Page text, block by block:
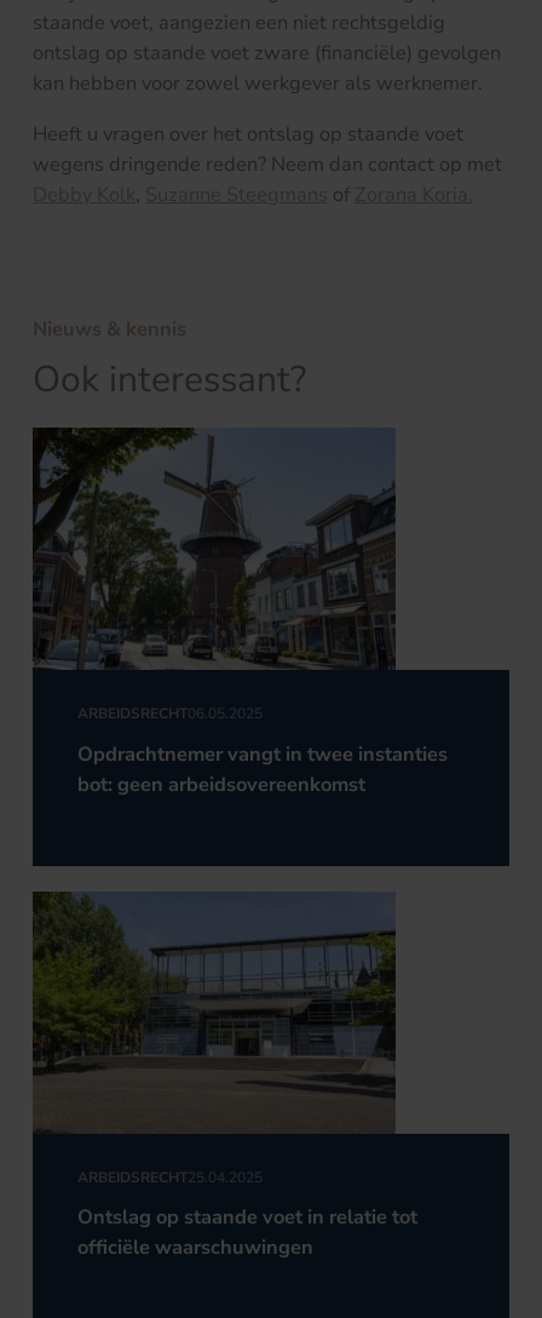
staande voet, aangezien een niet rechtsgeldig
ontslag op staande voet zware (financiële) gevolgen
kan hebben voor zowel werkgever als werknemer.
Heeft u vragen over het ontslag op staande voet
wegens dringende reden? Neem dan contact op met
Debby Kolk, Suzanne Steegmans of Zorana Koria.
Nieuws & kennis
Ook interessant?
ARBEIDSRECHT06.05.2025
Opdrachtnemer vangt in twee instanties
bot: geen arbeidsovereenkomst
ARBEIDSRECHT25.04.2025
Ontslag op staande voet in relatie tot
officiële waarschuwingen